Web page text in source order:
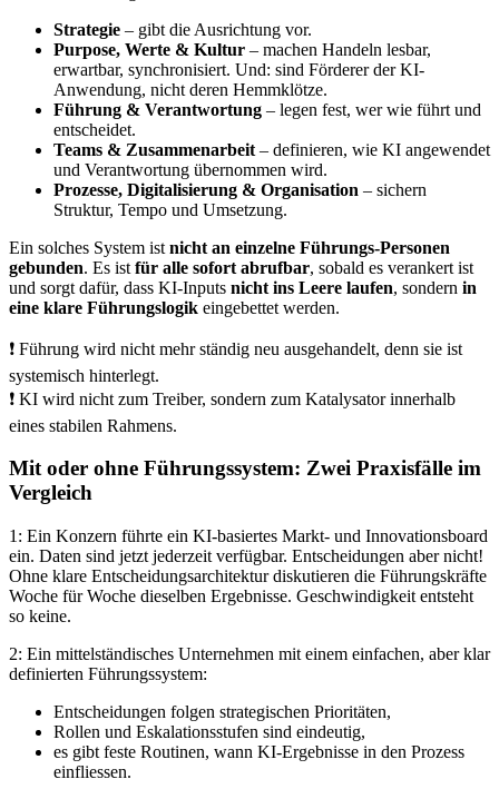
Strategie – gibt die Ausrichtung vor.
Purpose, Werte & Kultur – machen Handeln lesbar,
erwartbar, synchronisiert. Und: sind Förderer der KI-
Anwendung, nicht deren Hemmklötze.
Führung & Verantwortung – legen fest, wer wie führt und
entscheidet.
Teams & Zusammenarbeit – definieren, wie KI angewendet
und Verantwortung übernommen wird.
Prozesse, Digitalisierung & Organisation – sichern
Struktur, Tempo und Umsetzung.
Ein solches System ist nicht an einzelne Führungs-Personen
gebunden. Es ist für alle sofort abrufbar, sobald es verankert ist
und sorgt dafür, dass KI-Inputs nicht ins Leere laufen, sondern in
eine klare Führungslogik eingebettet werden.
❗️ Führung wird nicht mehr ständig neu ausgehandelt, denn sie ist
systemisch hinterlegt.
❗️ KI wird nicht zum Treiber, sondern zum Katalysator innerhalb
eines stabilen Rahmens.
Mit oder ohne Führungssystem: Zwei Praxisfälle im
Vergleich
1: Ein Konzern führte ein KI-basiertes Markt- und Innovationsboard
ein. Daten sind jetzt jederzeit verfügbar. Entscheidungen aber nicht!
Ohne klare Entscheidungsarchitektur diskutieren die Führungskräfte
Woche für Woche dieselben Ergebnisse. Geschwindigkeit entsteht
so keine.
2: Ein mittelständisches Unternehmen mit einem einfachen, aber klar
definierten Führungssystem:
Entscheidungen folgen strategischen Prioritäten,
Rollen und Eskalationsstufen sind eindeutig,
es gibt feste Routinen, wann KI-Ergebnisse in den Prozess
einfliessen.